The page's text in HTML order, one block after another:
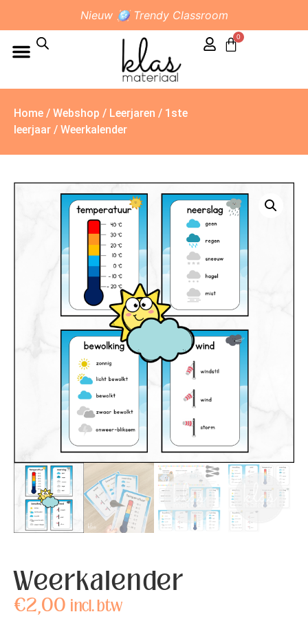
Nieuw 🪩 Trendy Classroom
0
Home / Webshop / Leerjaren / 1ste
leerjaar / Weerkalender
Weerkalender
€2,00 incl. btw